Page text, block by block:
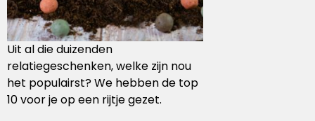
Uit al die duizenden
relatiegeschenken, welke zijn nou
het populairst? We hebben de top
10 voor je op een rijtje gezet.